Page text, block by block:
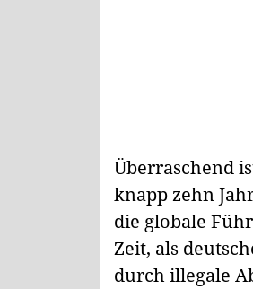
Überraschend
knapp zehn
die globale
Zeit, als
durch illegale